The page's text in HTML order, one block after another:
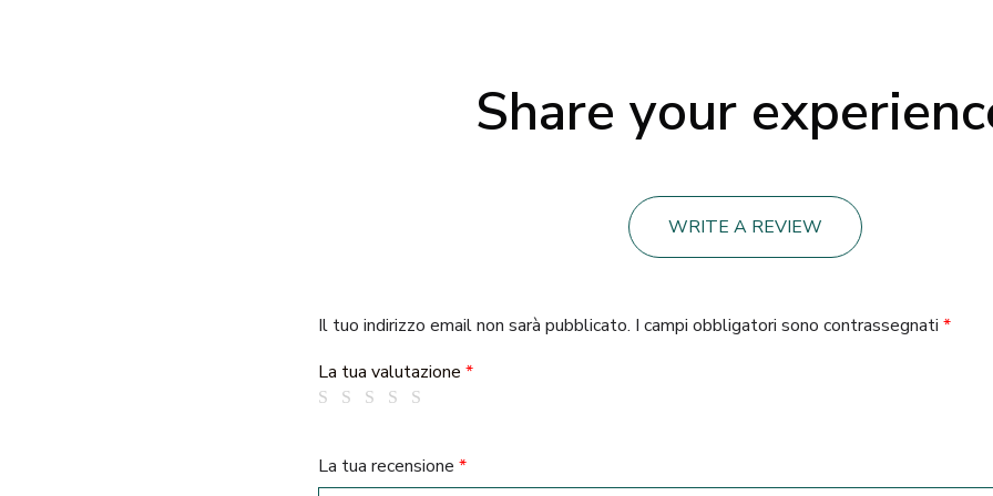
Share your
WRITE A REVIEW
Il tuo indirizzo email non sarà pubblicato. I campi obbligatori sono contrassegnati *
La tua valutazione *
La tua recensione *